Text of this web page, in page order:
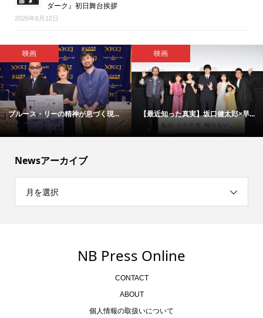
ダーク』初日舞台挨拶
2026年6月12日
映画
福原遥＆細田佳央太が、劇中教師...
エンタメ総合・ライフ
【会見取材レポ】『アリフォルニ...
Newsアーカイブ
月を選択
NB Press Online
CONTACT
ABOUT
個人情報の取扱いについて